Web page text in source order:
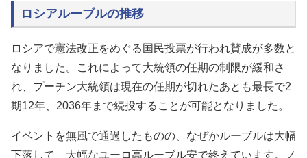
ロシアルーブルの推移
ロシアで憲法改正をめぐる国民投票が行われ賛成が多数と
なりました。これによって大統領の任期の制限が緩和さ
れ、プーチン大統領は現在の任期が切れたあとも最長で2
期12年、2036年まで続投することが可能となりました。
イベントを無風で通過したものの、なぜかルーブルは大幅
下落して、大幅なユーロ高ルーブル安で終えています。ノ